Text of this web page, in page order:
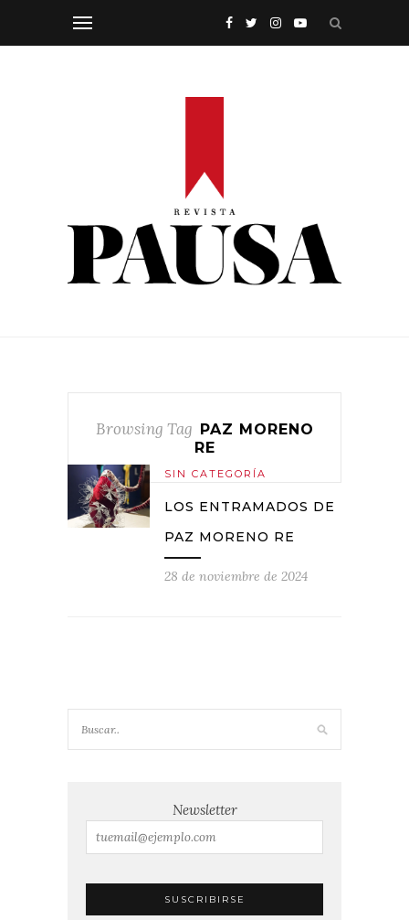
Browsing Tag PAZ MORENO
RE
SIN CATEGORÍA
LOS ENTRAMADOS DE
PAZ MORENO RE
28 de noviembre de 2024
Newsletter